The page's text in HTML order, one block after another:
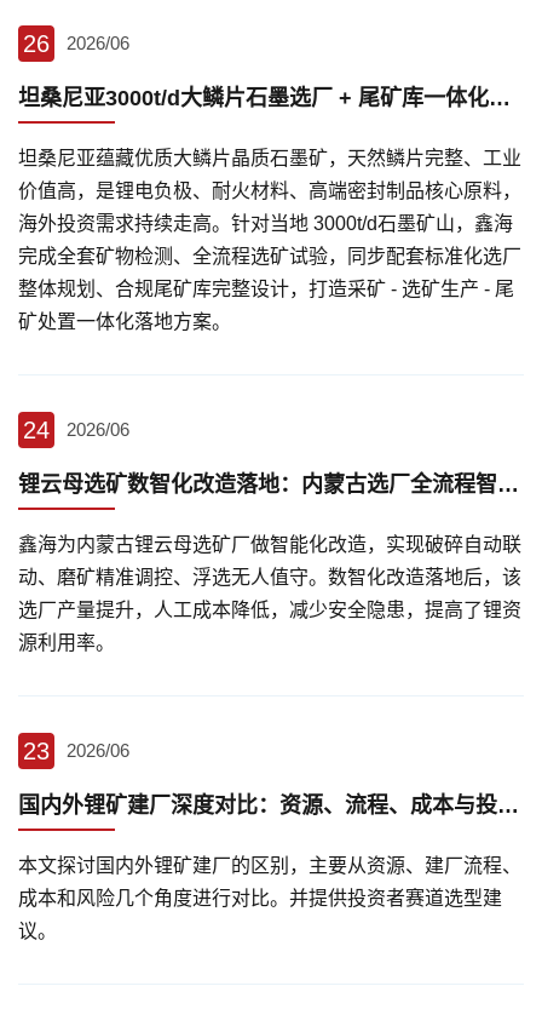
26 2026/06
坦桑尼亚3000t/d大鳞片石墨选厂 + 尾矿库一体化选矿方案
坦桑尼亚蕴藏优质大鳞片晶质石墨矿，天然鳞片完整、工业
价值高，是锂电负极、耐火材料、高端密封制品核心原料，
海外投资需求持续走高。针对当地 3000t/d石墨矿山，鑫海
完成全套矿物检测、全流程选矿试验，同步配套标准化选厂
整体规划、合规尾矿库完整设计，打造采矿 - 选矿生产 - 尾
矿处置一体化落地方案。
24 2026/06
锂云母选矿数智化改造落地：内蒙古选厂全流程智能管控
鑫海为内蒙古锂云母选矿厂做智能化改造，实现破碎自动联
动、磨矿精准调控、浮选无人值守。数智化改造落地后，该
选厂产量提升，人工成本降低，减少安全隐患，提高了锂资
源利用率。
23 2026/06
国内外锂矿建厂深度对比：资源、流程、成本与投资风险解析
本文探讨国内外锂矿建厂的区别，主要从资源、建厂流程、
成本和风险几个角度进行对比。并提供投资者赛道选型建
议。